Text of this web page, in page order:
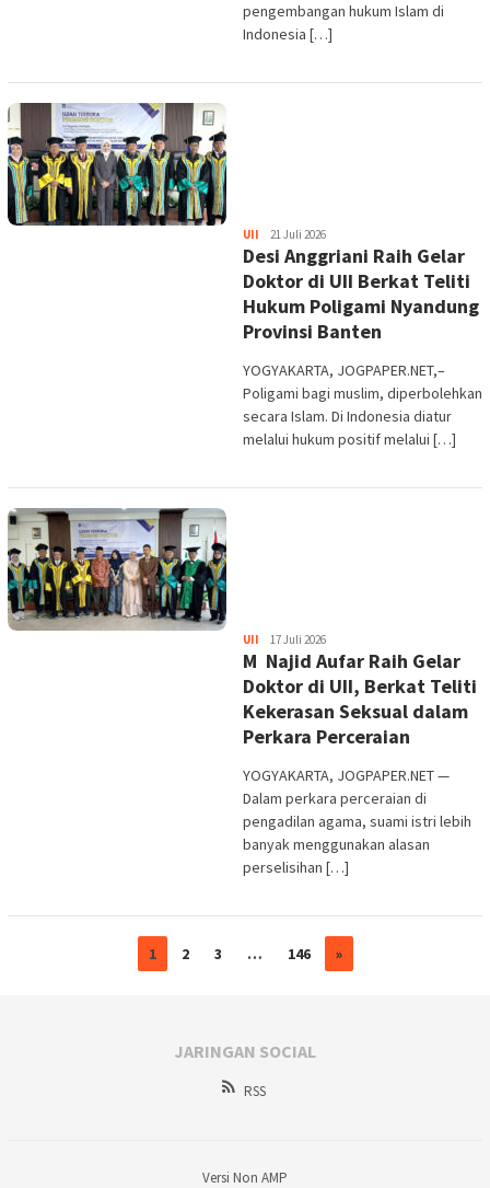
pengembangan hukum Islam di
Indonesia […]
UII
Iswara
21 Juli 2026
Desi Anggriani Raih Gelar
Doktor di UII Berkat Teliti
Hukum Poligami Nyandung
Provinsi Banten
YOGYAKARTA, JOGPAPER.NET,–
Poligami bagi muslim, diperbolehkan
secara Islam. Di Indonesia diatur
melalui hukum positif melalui […]
UII
Iswara
17 Juli 2026
M Najid Aufar Raih Gelar
Doktor di UII, Berkat Teliti
Kekerasan Seksual dalam
Perkara Perceraian
YOGYAKARTA, JOGPAPER.NET —
Dalam perkara perceraian di
pengadilan agama, suami istri lebih
banyak menggunakan alasan
perselisihan […]
1 2 3 … 146 »
JARINGAN SOCIAL
RSS
Versi Non AMP